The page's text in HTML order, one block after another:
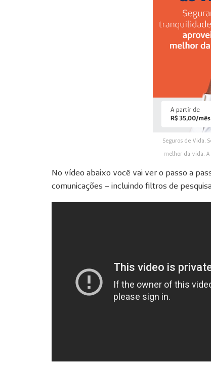
Seguros de Vida.
melhor da vida. A
No vídeo abaixo você vai ver o passo a
comunicações – incluindo filtros de